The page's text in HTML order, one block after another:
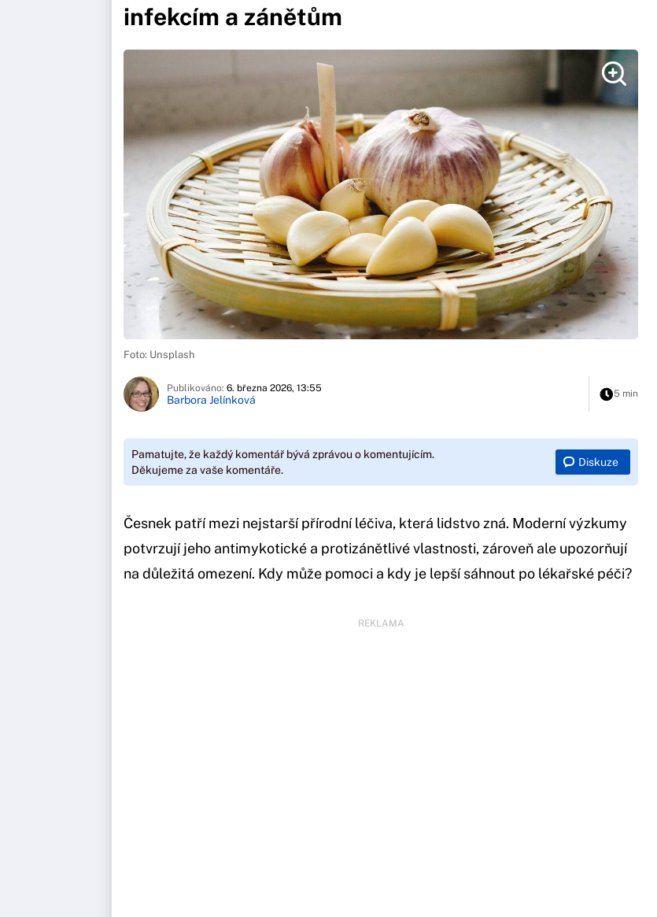
infekcím a zánětům
Foto: Unsplash
Publikováno: 6. března 2026, 13:55
Barbora Jelínková 5 min
Pamatujte, že každý komentář bývá zprávou o komentujícím.
Děkujeme za vaše komentáře.
Diskuze
Česnek patří mezi nejstarší přírodní léčiva, která lidstvo zná. Moderní výzkumy
potvrzují jeho antimykotické a protizánětlivé vlastnosti, zároveň ale upozorňují
na důležitá omezení. Kdy může pomoci a kdy je lepší sáhnout po lékařské péči?
REKLAMA